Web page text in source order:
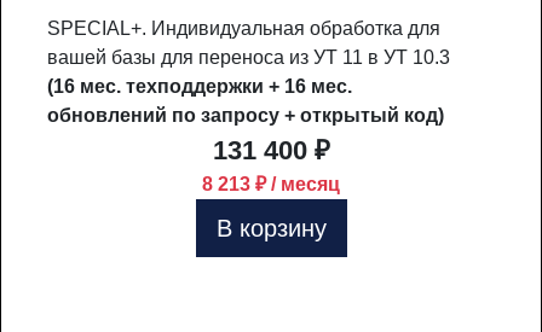
SPECIAL+. Индивидуальная обработка для
вашей базы для переноса из УТ 11 в УТ 10.3
(16 мес. техподдержки + 16 мес.
обновлений по запросу + открытый код)
131 400 ₽
8 213 ₽ / месяц
В корзину